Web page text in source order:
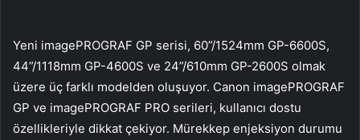
Yeni imagePROGRAF GP serisi, 60”/1524mm GP-6600S,
44”/1118mm GP-4600S ve 24”/610mm GP-2600S olmak
üzere üç farklı modelden oluşuyor. Canon imagePROGRAF
GP ve imagePROGRAF PRO serileri, kullanıcı dostu
özellikleriyle dikkat çekiyor. Mürekkep enjeksiyon durumu